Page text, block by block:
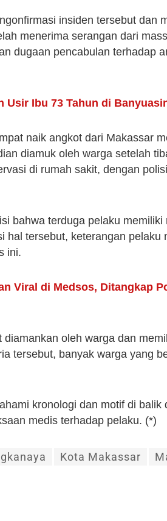
insiden tersebut dan
menerima serangan dari
dugaan pencabulan terhadap
Usir Ibu 73 Tahun di
naik angkot dari Makassar
diamuk oleh warga setelah
di rumah sakit, dengan
bahwa terduga pelaku memiliki
hal tersebut, keterangan pelaku
ini.
Viral di Medsos, Ditangkap
oleh warga dan
tersebut, banyak warga yang
kronologi dan motif di balik
medis terhadap pelaku. (*)
Kota Makassar